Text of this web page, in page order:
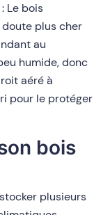
Le bois
plus cher
au
humide, donc
aéré à
pour le protéger
bois
plusieurs